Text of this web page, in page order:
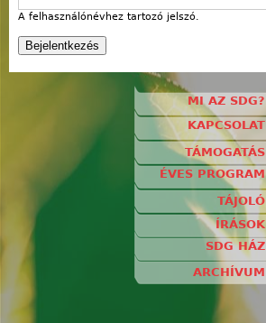
A felhasználónévhez tartozó jelszó.
MI AZ SDG?
KAPCSOLAT
TÁMOGATÁS
ÉVES PROGRAM
TÁJOLÓ
ÍRÁSOK
SDG HÁZ
ARCHÍVUM